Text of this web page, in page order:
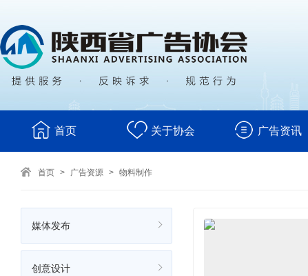
首页 关于协会 广告资讯
首页 > 广告资源 > 物料制作
媒体发布
创意设计